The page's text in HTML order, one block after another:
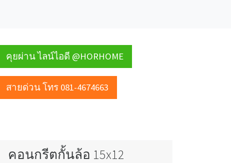
คุยผ่าน ไลน์ไอดี @HORHOME
สายด่วน โทร 081-4674663
คอนกรีตกั้นล้อ 15x12